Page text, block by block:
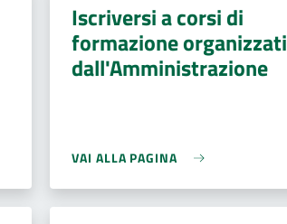
Iscriversi a corsi di
formazione organizzati
dall'Amministrazione
VAI ALLA PAGINA